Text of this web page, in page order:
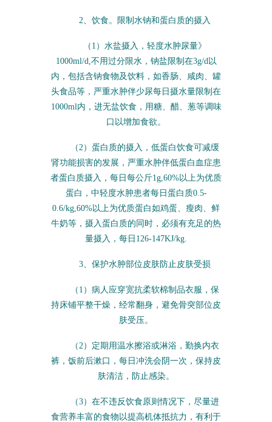
2、饮食。限制水钠和蛋白质的摄入
（1）水盐摄入，轻度水肿尿量》
1000ml/d,不用过分限水，钠盐限制在3g/d以
内，包括含钠食物及饮料，如香肠、咸肉、罐
头食品等，严重水肿伴少尿每日摄水量限制在
1000ml内，进无盐饮食，用糖、醋、葱等调味
口以增加食欲。
（2）蛋白质的摄入，低蛋白饮食可减缓
肾功能损害的发展，严重水肿伴低蛋白血症患
者蛋白质摄入，每日每公斤1g,60%以上为优质
蛋白，中轻度水肿患者每日蛋白质0.5-
0.6/kg,60%以上为优质蛋白如鸡蛋、瘦肉、鲜
牛奶等，摄入蛋白质的同时，必须有充足的热
量摄入，每日126-147KJ/kg.
3、保护水肿部位皮肤防止皮肤受损
（1）病人应穿宽抗柔软棉制品衣服，保
持床铺平整干燥，经常翻身，避免骨突部位皮
肤受压。
（2）定期用温水擦浴或淋浴，勤换内衣
裤，饭前后漱口，每日冲洗会阴一次，保持皮
肤清洁，防止感染。
（3）在不违反饮食原则情况下，尽量进
食营养丰富的食物以提高机体抵抗力，有利于